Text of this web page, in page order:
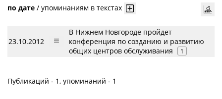
по дате / упоминаниям в текстах
23.10.2012
В Нижнем Новгороде пройдет
конференция по созданию и развитию
общих центров обслуживания
1
Публикаций - 1, упоминаний - 1